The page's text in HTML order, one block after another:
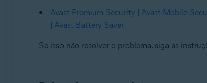
Avast Premium Security | Avast Mobile
| Avast Battery Saver
Se isso não resolver o problema, siga as